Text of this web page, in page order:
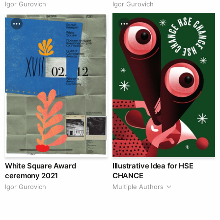
Igor Gurovich Igor Gurovich
White Square Award
ceremony 2021
Igor Gurovich
Illustrative Idea for HSE
CHANCE
Multiple Authors